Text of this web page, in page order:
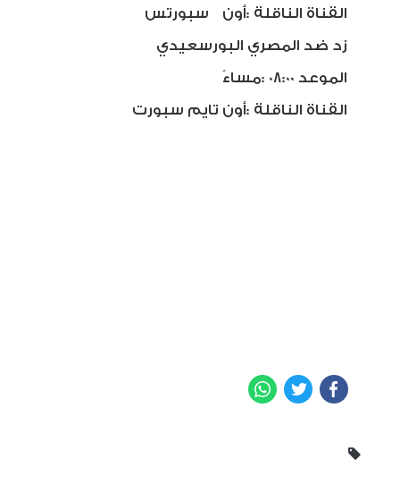
القناة الناقلة : أون
سبورتس
زد ضد المصري البورسعيدي
الموعد : 08:00مساءً
القناة الناقلة : أون تايم سبورت
Facebook
Twitter